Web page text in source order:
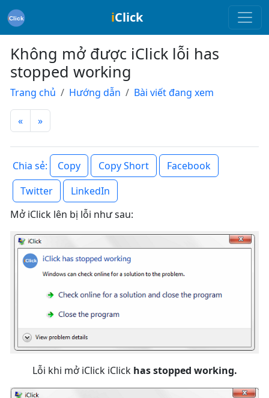
iClick
Không mở được iClick lỗi has
stopped working
Trang chủ Hướng dẫn Bài viết đang xem
« »
Chia sẻ: Copy Copy Short
Facebook
Twitter
LinkedIn
Mở iClick lên bị lỗi như sau:
Lỗi khi mở iClick iClick has stopped working.